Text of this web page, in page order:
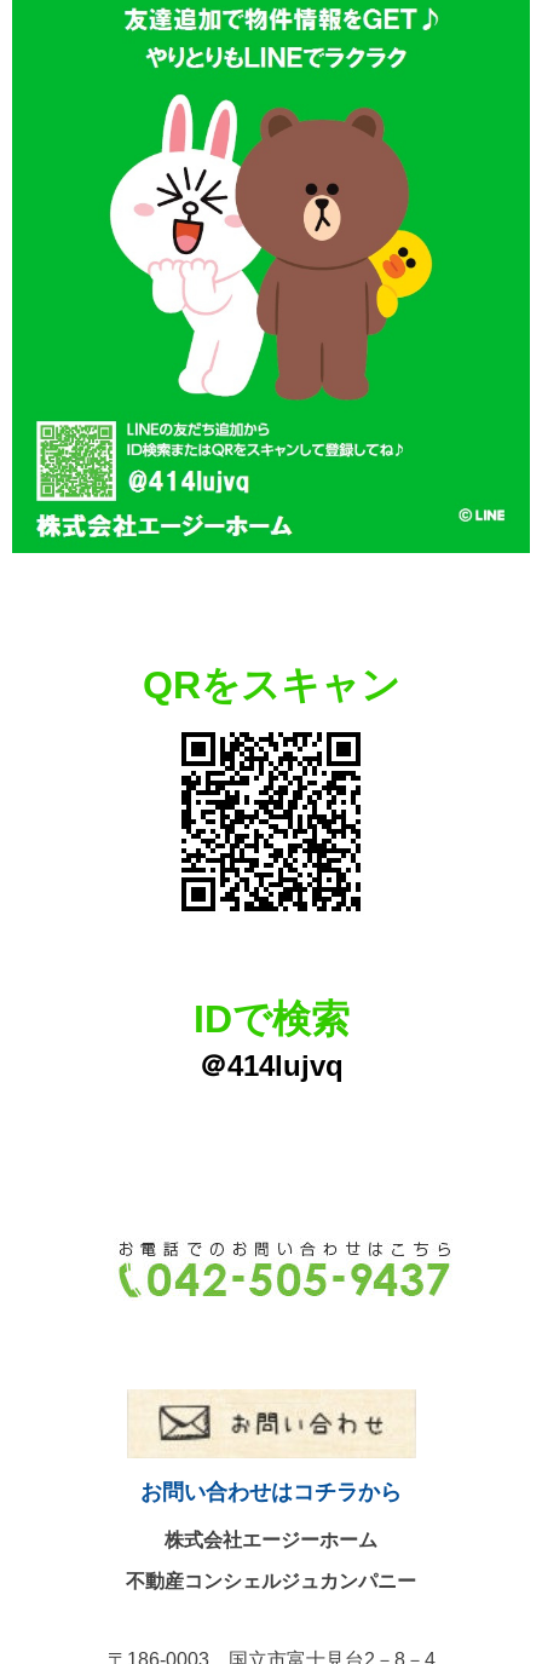
QRをスキャン
IDで検索
＠414lujvq
お問い合わせはコチラから
株式会社エージーホーム
不動産コンシェルジュカンパニー
〒186-0003 国立市富士見台2－8－4